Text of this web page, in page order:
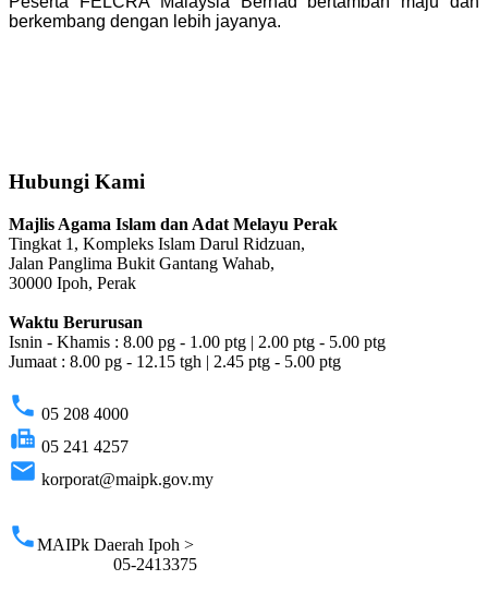
berkembang dengan lebih jayanya.
Hubungi Kami
Majlis Agama Islam dan Adat Melayu Perak
Tingkat 1, Kompleks Islam Darul Ridzuan,
Jalan Panglima Bukit Gantang Wahab,
30000 Ipoh, Perak
Waktu Berurusan
Isnin - Khamis : 8.00 pg - 1.00 ptg | 2.00 ptg - 5.00 ptg
Jumaat : 8.00 pg - 12.15 tgh | 2.45 ptg - 5.00 ptg
phone 05 208 4000
fax 05 241 4257
email korporat@maipk.gov.my
phoneMAIPk Daerah Ipoh >
05-2413375